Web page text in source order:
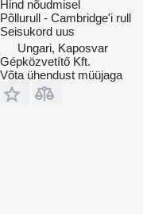
Hind nõudmisel
Põllurull - Cambridge'i rull
Seisukord uus
Ungari, Kaposvar
Gépközvetítő Kft.
Võta ühendust müüjaga